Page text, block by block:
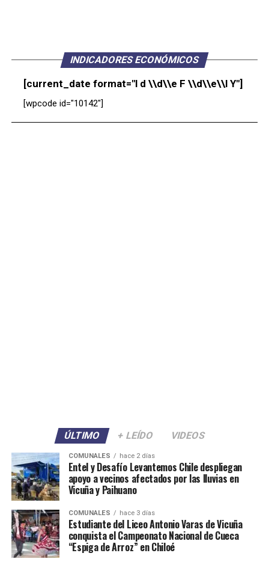
INDICADORES ECONÓMICOS
[current_date format="l d \\d\\e F \\d\\e\\l Y"]
[wpcode id="10142"]
ÚLTIMO + LEÍDO VIDEOS
COMUNALES hace 2 días
Entel y Desafío Levantemos Chile despliegan
apoyo a vecinos afectados por las lluvias en
Vicuña y Paihuano
COMUNALES hace 3 días
Estudiante del Liceo Antonio Varas de Vicuña
conquista el Campeonato Nacional de Cueca
“Espiga de Arroz” en Chiloé